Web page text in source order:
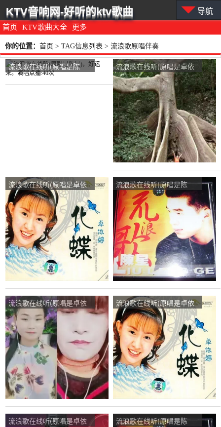
首页 KTV歌曲大全 更多
KTV音响网-好听的ktv歌曲 导航
你的位置： 首页 > TAG信息列表 > 流浪歌原唱伴奏
流浪歌在线听(原唱是陈
星)，好运来。演唱点播:40
流浪歌在线听(原唱是卓依
婷)，风雨同舟演唱点播:24
次
流浪歌在线听(原唱是卓依
婷)，Lisa记忆中有你演唱
点播:106次
流浪歌在线听(原唱是陈
星)，日月同辉演唱点播:34
次
流浪歌在线听(原唱是卓依
婷)，回想过去演唱点
播:100次
流浪歌在线听(原唱是卓依
婷)，开开心心演唱点播:73
次
流浪歌在线听(原唱是卓依
流浪歌在线听(原唱是陈